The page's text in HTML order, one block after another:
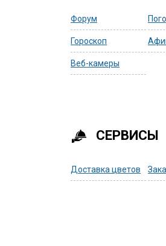
Форум
Гороскоп
Веб-камеры
СЕРВИСЫ
Доставка цветов